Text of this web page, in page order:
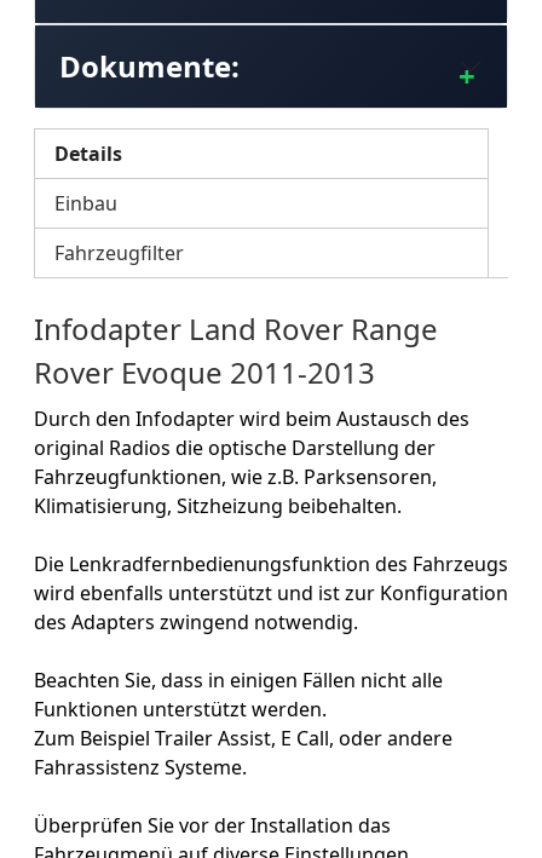
Dokumente:
Details
Einbau
Fahrzeugfilter
Infodapter Land Rover Range
Rover Evoque 2011-2013
Durch den Infodapter wird beim Austausch des
original Radios die optische Darstellung der
Fahrzeugfunktionen, wie z.B. Parksensoren,
Klimatisierung, Sitzheizung beibehalten.
Die Lenkradfernbedienungsfunktion des Fahrzeugs
wird ebenfalls unterstützt und ist zur Konfiguration
des Adapters zwingend notwendig.
Beachten Sie, dass in einigen Fällen nicht alle
Funktionen unterstützt werden.
Zum Beispiel Trailer Assist, E Call, oder andere
Fahrassistenz Systeme.
Überprüfen Sie vor der Installation das